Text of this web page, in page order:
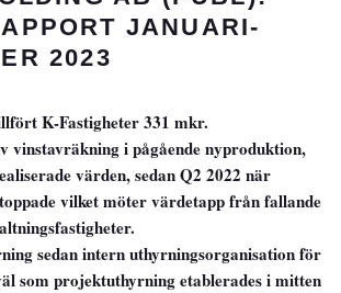
JANUARI-
2023
K-Fastigheter 331 mkr.
vinstavräkning i pågående nyproduktion,
värden, sedan Q2 2022 när
vilket möter värdetapp från fallande
sedan intern uthyrningsorganisation för
som projektuthyrning etablerades i mitten